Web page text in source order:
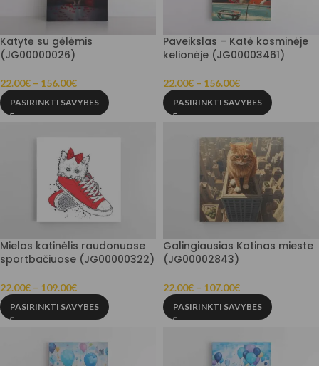
Katytė su gėlėmis
(JG00000026)
22.00€ – 156.00€
PASIRINKTI SAVYBES
Paveikslas – Katė kosminėje
kelionėje (JG00003461)
22.00€ – 156.00€
PASIRINKTI SAVYBES
Mielas katinėlis raudonuose
sportbačiuose (JG00000322)
22.00€ – 109.00€
PASIRINKTI SAVYBES
Galingiausias Katinas mieste
(JG00002843)
22.00€ – 107.00€
PASIRINKTI SAVYBES